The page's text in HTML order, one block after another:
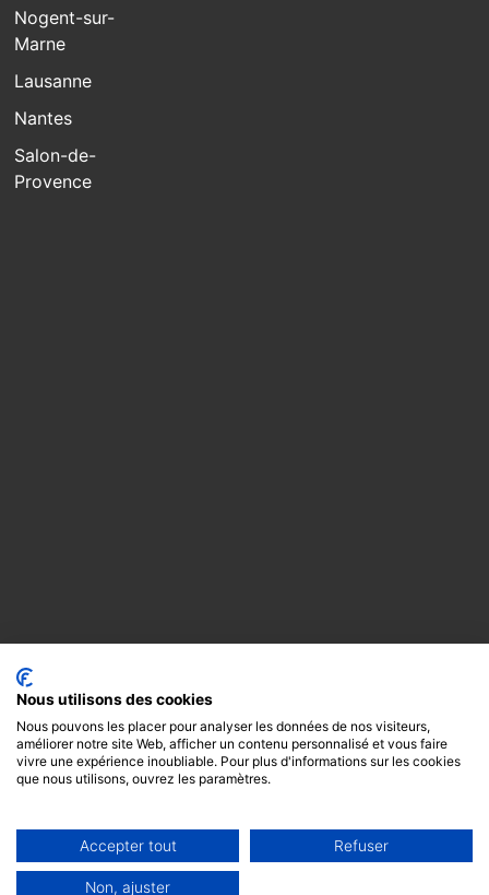
Nogent-sur-
Marne
Lausanne
Nantes
Salon-de-
Provence
Copyright
© 2024 -
GODOT &
Mentions
Nous utilisons des cookies
Nous pouvons les placer pour analyser les données de nos visiteurs,
améliorer notre site Web, afficher un contenu personnalisé et vous faire
vivre une expérience inoubliable. Pour plus d'informations sur les cookies
que nous utilisons, ouvrez les paramètres.
Accepter tout Refuser
Non, ajuster